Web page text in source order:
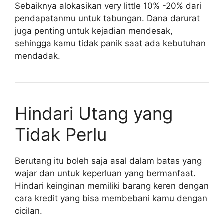
Sebaiknya alokasikan very little 10% -20% dari
pendapatanmu untuk tabungan. Dana darurat
juga penting untuk kejadian mendesak,
sehingga kamu tidak panik saat ada kebutuhan
mendadak.
Hindari Utang yang
Tidak Perlu
Berutang itu boleh saja asal dalam batas yang
wajar dan untuk keperluan yang bermanfaat.
Hindari keinginan memiliki barang keren dengan
cara kredit yang bisa membebani kamu dengan
cicilan.